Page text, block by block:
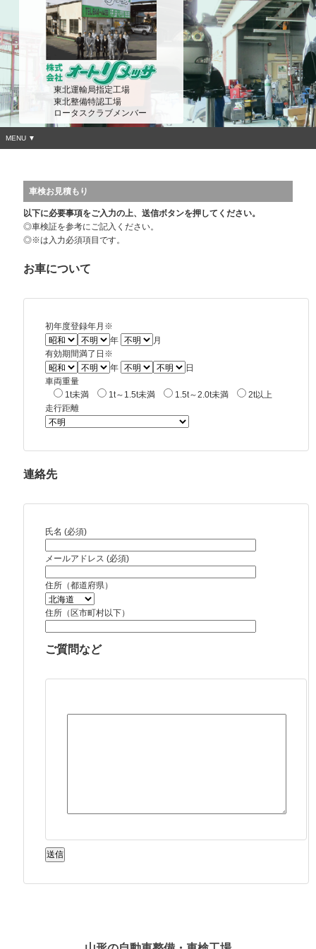
東北運輸局指定工場
東北整備特認工場
ロータスクラブメンバー
MENU ▼
車検お見積もり
以下に必要事項をご入力の上、送信ボタンを押してください。
◎車検証を参考にご記入ください。
◎※は入力必須項目です。
お車について
初年度登録年月※
年
月
有効期間満了日※
年
日
車両重量
1t未満
1t～1.5t未満 1.5t～2.0t未満
2t以上
走行距離
連絡先
氏名 (必須)
メールアドレス (必須)
住所（都道府県）
住所（区市町村以下）
ご質問など